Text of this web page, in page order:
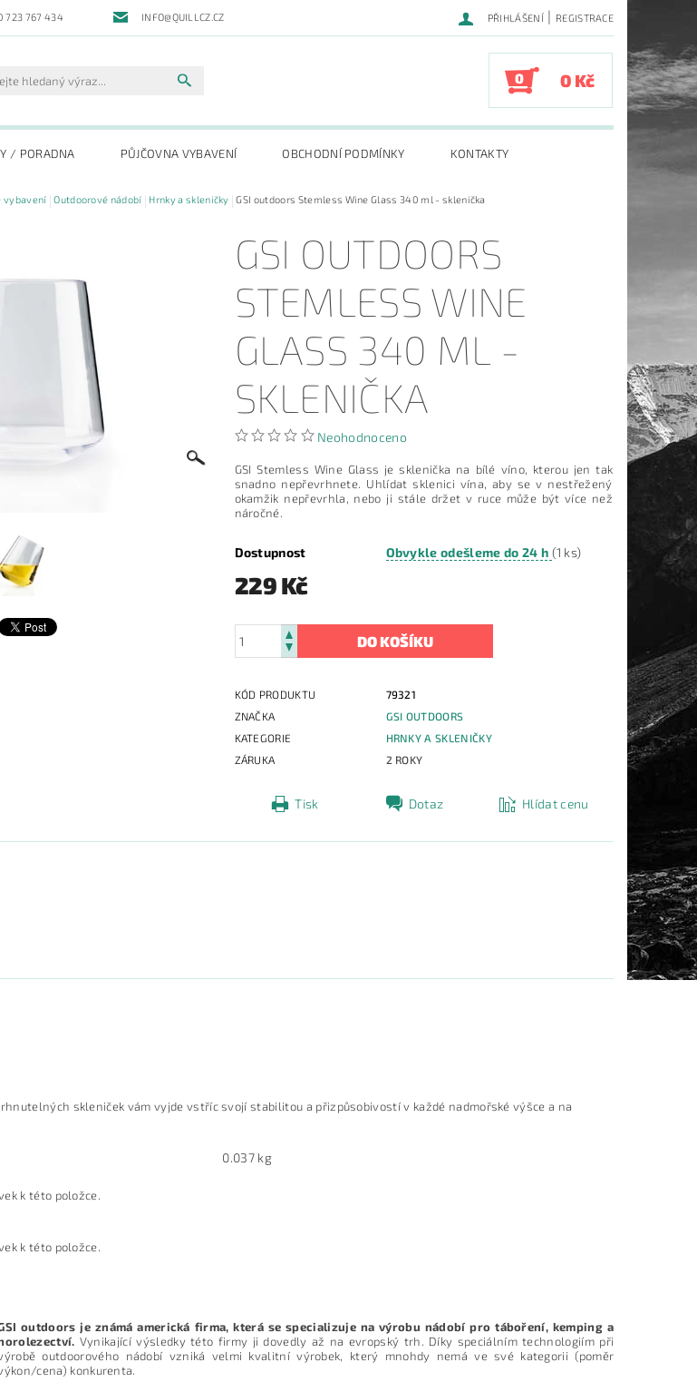
723 767 434 INFO@QUILLCZ.CZ PŘIHLÁŠENÍ | REGISTRACE
0 0 Kč
/ PORADNA PŮJČOVNA VYBAVENÍ OBCHODNÍ PODMÍNKY KONTAKTY
vybavení Outdoorové nádobí Hrnky a skleničky GSI outdoors Stemless Wine Glass 340 ml - sklenička
GSI OUTDOORS
STEMLESS WINE
GLASS 340 ML -
SKLENIČKA
Neohodnoceno
GSI Stemless Wine Glass je sklenička na bílé víno, kterou jen tak
snadno nepřevrhnete. Uhlídat sklenici vína, aby se v nestřežený
okamžik nepřevrhla, nebo ji stále držet v ruce může být více než
náročné.
Dostupnost Obvykle odešleme do 24 h (1 ks)
229 Kč
KÓD PRODUKTU
79321
ZNAČKA
GSI OUTDOORS
KATEGORIE
HRNKY A SKLENIČKY
ZÁRUKA
2 ROKY
Tisk Dotaz Hlídat cenu
skleniček vám vyjde vstříc svojí stabilitou a přizpůsobivostí v každé nadmořské výšce a na
0.037 kg
k této položce.
k této položce.
outdoors je známá americká firma, která se specializuje na výrobu nádobí pro táboření, kemping a
Vynikající výsledky této firmy ji dovedly až na evropský trh. Díky speciálním technologiím při
outdoorového nádobí vzniká velmi kvalitní výrobek, který mnohdy nemá ve své kategorii (poměr
cena) konkurenta.